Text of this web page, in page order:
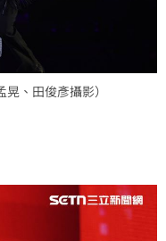
、田俊彥攝影）